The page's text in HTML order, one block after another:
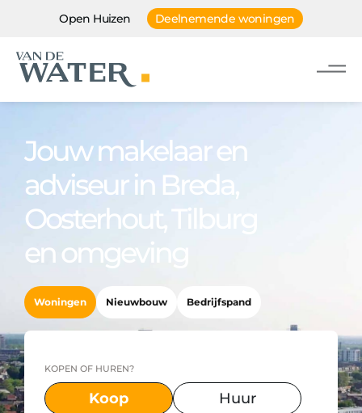
Open Huizen Deelnemende woningen
Jouw makelaar en
adviseur in Breda,
Oosterhout, Tilburg
en omgeving
Woningen Nieuwbouw Bedrijfspand
KOPEN OF HUREN?
Koop Huur